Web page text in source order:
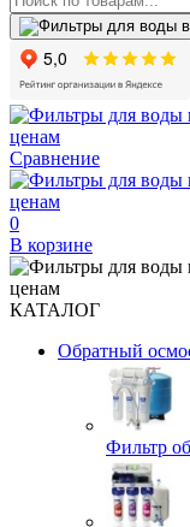
Сравнение
0
В корзине
КАТАЛОГ
Обратный
Фильтр